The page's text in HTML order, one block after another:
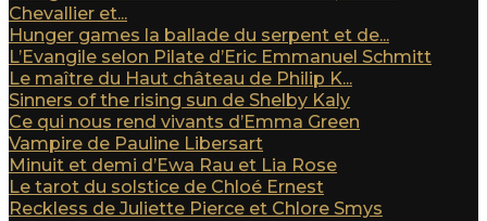
Chevallier et...
Hunger games la ballade du serpent et de...
L’Evangile selon Pilate d’Eric Emmanuel Schmitt
Le maître du Haut château de Philip K...
Sinners of the rising sun de Shelby Kaly
Ce qui nous rend vivants d’Emma Green
Vampire de Pauline Libersart
Minuit et demi d’Ewa Rau et Lia Rose
Le tarot du solstice de Chloé Ernest
Reckless de Juliette Pierce et Chlore Smys